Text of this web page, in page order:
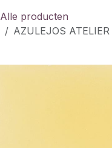
Alle producten
AZULEJOS